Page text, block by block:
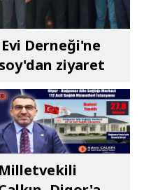
Derneği'ne
ziyaret
Milletvekili